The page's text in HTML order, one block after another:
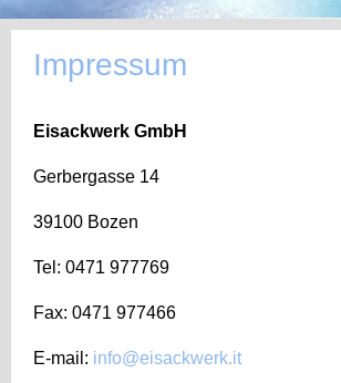
Impressum
Eisackwerk GmbH
Gerbergasse 14
39100 Bozen
Tel: 0471 977769
Fax: 0471 977466
E-mail: info@eisackwerk.it